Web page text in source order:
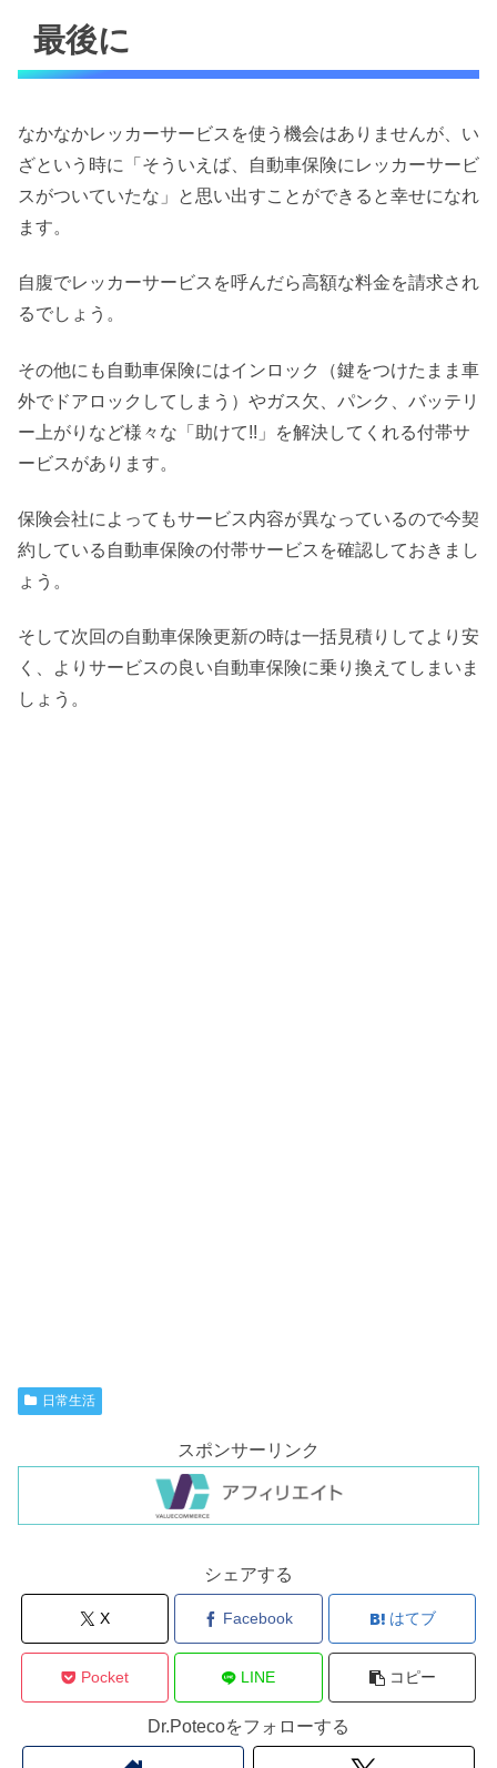
最後に
なかなかレッカーサービスを使う機会はありませんが、い
ざという時に「そういえば、自動車保険にレッカーサービ
スがついていたな」と思い出すことができると幸せになれ
ます。
自腹でレッカーサービスを呼んだら高額な料金を請求され
るでしょう。
その他にも自動車保険にはインロック（鍵をつけたまま車
外でドアロックしてしまう）やガス欠、パンク、バッテリ
ー上がりなど様々な「助けて!!」を解決してくれる付帯サ
ービスがあります。
保険会社によってもサービス内容が異なっているので今契
約している自動車保険の付帯サービスを確認しておきまし
ょう。
そして次回の自動車保険更新の時は一括見積りしてより安
く、よりサービスの良い自動車保険に乗り換えてしまいま
しょう。
日常生活
スポンサーリンク
シェアする
X Facebook はてブ
Pocket LINE コピー
Dr.Potecoをフォローする